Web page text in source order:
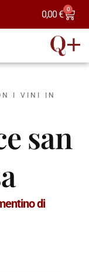
0,00€ 0
I VINI IN
san
di